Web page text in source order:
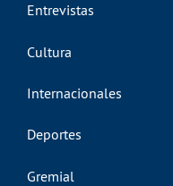
Entrevistas
Cultura
Internacionales
Deportes
Gremial